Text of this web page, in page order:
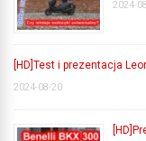
2024-
[HD]Test i prezentacja
2024-08-20